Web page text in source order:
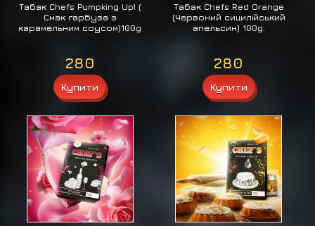
Табак Chefs Pumpking Up! (
Смак гарбуза з
карамельним соусом)100g
280
Табак Chefs Red Orange
(Червоний сицилійський
апельсин) 100g.
280